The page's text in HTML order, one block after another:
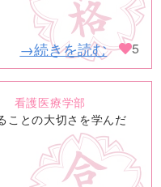
→続きを読む 5
看護医療学部
ことの大切さを学んだ